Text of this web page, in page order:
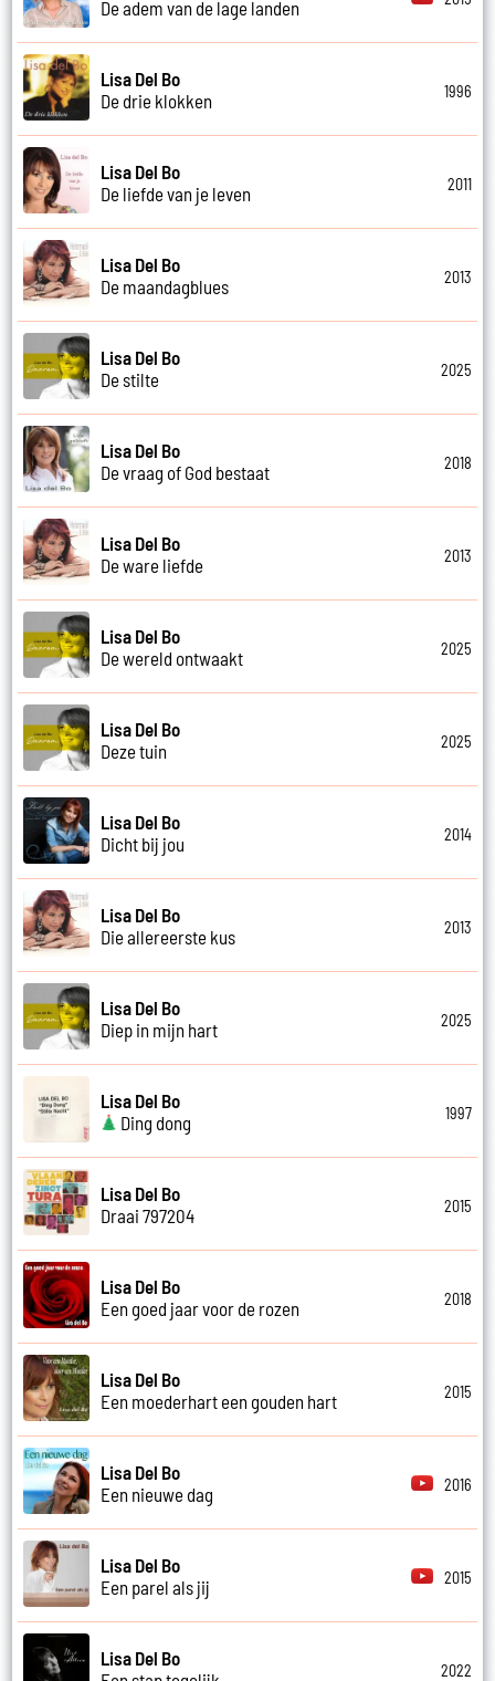
De adem van de lage landen
Lisa Del Bo
De drie klokken
1996
Lisa Del Bo
De liefde van je leven
2011
Lisa Del Bo
De maandagblues
2013
Lisa Del Bo
De stilte
2025
Lisa Del Bo
De vraag of God bestaat
2018
Lisa Del Bo
De ware liefde
2013
Lisa Del Bo
De wereld ontwaakt
2025
Lisa Del Bo
Deze tuin
2025
Lisa Del Bo
Dicht bij jou
2014
Lisa Del Bo
Die allereerste kus
2013
Lisa Del Bo
Diep in mijn hart
2025
Lisa Del Bo
Ding dong
1997
Lisa Del Bo
Draai 797204
2015
Lisa Del Bo
Een goed jaar voor de rozen
2018
Lisa Del Bo
Een moederhart een gouden hart
2015
Lisa Del Bo
Een nieuwe dag
2016
Lisa Del Bo
Een parel als jij
2015
Lisa Del Bo
2022